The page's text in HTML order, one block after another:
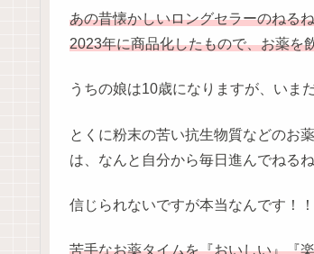
あの昔懐かしいロングセラーのねる
2023年に商品化したもので、お薬を
うちの娘は10歳になりますが、いま
とくに粉末の苦い抗生物質などのお
は、なんと自分から毎日進んでねる
信じられないですが本当なんです！！
苦手なお薬タイムを『おいしい』『